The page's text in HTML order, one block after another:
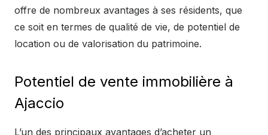
offre de nombreux avantages à ses résidents, que
ce soit en termes de qualité de vie, de potentiel de
location ou de valorisation du patrimoine.
Potentiel de vente immobilière à
Ajaccio
L’un des principaux avantages d’acheter un